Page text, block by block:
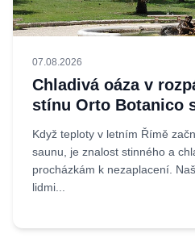
07.08.2026
Chladivá oáza v
stínu Orto Botanico
Když teploty v letním Římě
saunu, je znalost stinného a
procházkám k nezaplacení.
lidmi...